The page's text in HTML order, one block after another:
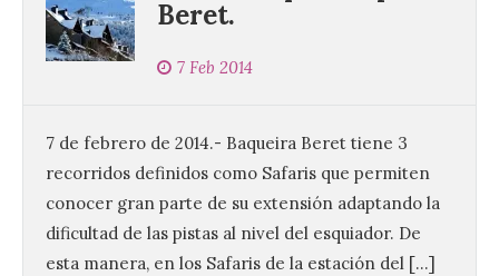
Beret.
7 Feb 2014
7 de febrero de 2014.- Baqueira Beret tiene 3
recorridos definidos como Safaris que permiten
conocer gran parte de su extensión adaptando la
dificultad de las pistas al nivel del esquiador. De
esta manera, en los Safaris de la estación del […]